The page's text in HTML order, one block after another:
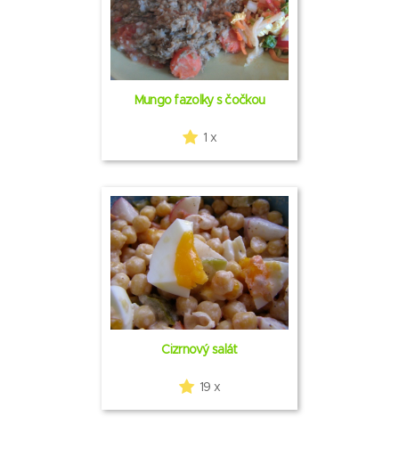
Mungo fazolky s čočkou
1 x
Cizrnový salát
19 x